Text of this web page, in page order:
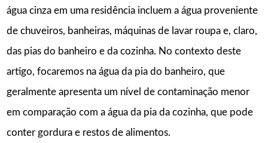
água cinza em uma residência incluem a água proveniente
de chuveiros, banheiras, máquinas de lavar roupa e, claro,
das pias do banheiro e da cozinha. No contexto deste
artigo, focaremos na água da pia do banheiro, que
geralmente apresenta um nível de contaminação menor
em comparação com a água da pia da cozinha, que pode
conter gordura e restos de alimentos.